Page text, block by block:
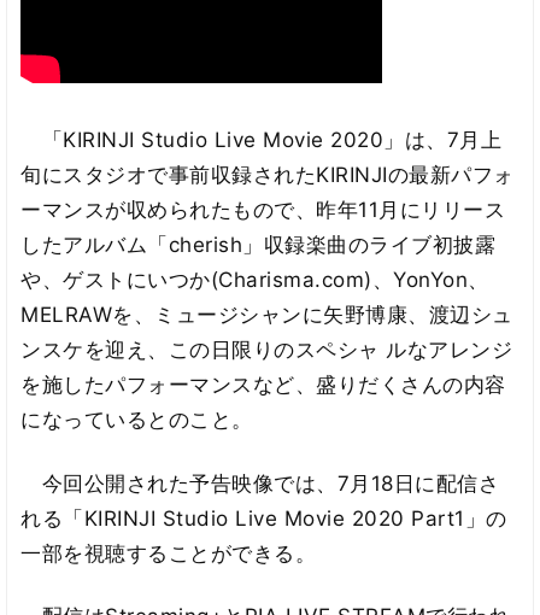
「KIRINJI Studio Live Movie 2020」は、7月上
旬にスタジオで事前収録されたKIRINJIの最新パフォ
ーマンスが収められたもので、昨年11月にリリース
したアルバム「cherish」収録楽曲のライブ初披露
や、ゲストにいつか(Charisma.com)、YonYon、
MELRAWを、ミュージシャンに矢野博康、渡辺シュ
ンスケを迎え、この日限りのスペシャ ルなアレンジ
を施したパフォーマンスなど、盛りだくさんの内容
になっているとのこと。
今回公開された予告映像では、7月18日に配信さ
れる「KIRINJI Studio Live Movie 2020 Part1」の
一部を視聴することができる。